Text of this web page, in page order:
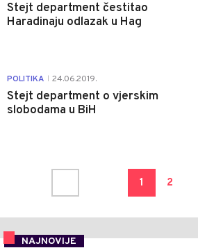
Stejt department čestitao
Haradinaju odlazak u Hag
POLITIKA 24.06.2019.
Stejt department o vjerskim
slobodama u BiH
1 2
NAJNOVIJE